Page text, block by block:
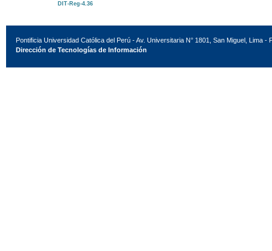
DIT-Reg-4.36
Pontificia Universidad Católica del Perú - Av. Universitaria N° 1801, San Miguel, Lima -
Dirección de Tecnologías de Información